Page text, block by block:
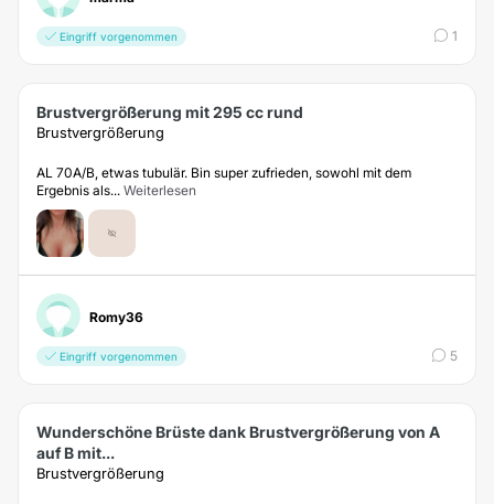
1
Eingriff vorgenommen
Brustvergrößerung mit 295 cc rund
Brustvergrößerung
AL 70A/B, etwas tubulär. Bin super zufrieden, sowohl mit dem
Ergebnis als... Weiterlesen
Romy36
5
Eingriff vorgenommen
Wunderschöne Brüste dank Brustvergrößerung von A
auf B mit...
Brustvergrößerung